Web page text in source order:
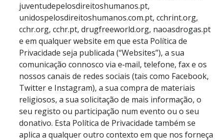
juventudepelosdireitoshumanos.pt,
unidospelosdireitoshumanos.com.pt, cchrint.org,
cchr.org, cchr.pt, drugfreeworld.org, naoasdrogas.pt
e em qualquer website em que esta Política de
Privacidade seja publicada (“Websites”), a sua
comunicação connosco via e‑mail, telefone, fax e os
nossos canais de redes sociais (tais como Facebook,
Twitter e Instagram), a sua compra de materiais
religiosos, a sua solicitação de mais informação, o
seu registo ou participação num evento ou o seu
donativo. Esta Política de Privacidade também se
aplica a qualquer outro contexto em que nos forneça